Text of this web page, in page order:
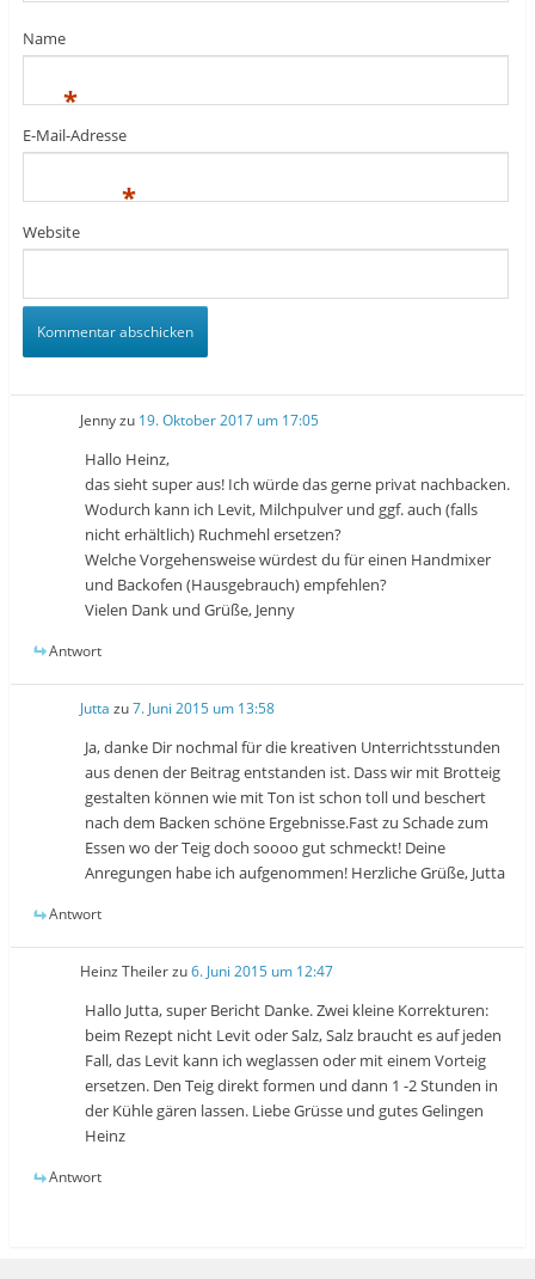
Name
*
E-Mail-Adresse
*
Website
Jennyzu 19. Oktober 2017 um 17:05
Hallo Heinz,
das sieht super aus! Ich würde das gerne privat nachbacken.
Wodurch kann ich Levit, Milchpulver und ggf. auch (falls
nicht erhältlich) Ruchmehl ersetzen?
Welche Vorgehensweise würdest du für einen Handmixer
und Backofen (Hausgebrauch) empfehlen?
Vielen Dank und Grüße, Jenny
Antwort
Jutta zu7. Juni 2015 um 13:58
Ja, danke Dir nochmal für die kreativen Unterrichtsstunden
aus denen der Beitrag entstanden ist. Dass wir mit Brotteig
gestalten können wie mit Ton ist schon toll und beschert
nach dem Backen schöne Ergebnisse.Fast zu Schade zum
Essen wo der Teig doch soooo gut schmeckt! Deine
Anregungen habe ich aufgenommen! Herzliche Grüße, Jutta
Antwort
Heinz Theilerzu6. Juni 2015 um 12:47
Hallo Jutta, super Bericht Danke. Zwei kleine Korrekturen:
beim Rezept nicht Levit oder Salz, Salz braucht es auf jeden
Fall, das Levit kann ich weglassen oder mit einem Vorteig
ersetzen. Den Teig direkt formen und dann 1 -2 Stunden in
der Kühle gären lassen. Liebe Grüsse und gutes Gelingen
Heinz
Antwort